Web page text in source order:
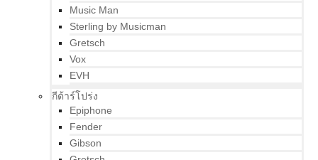
Music Man
Sterling by Musicman
Gretsch
Vox
EVH
กีต้าร์โปร่ง
Epiphone
Fender
Gibson